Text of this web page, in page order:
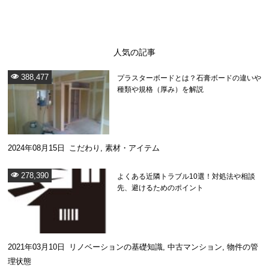
人気の記事
プラスターボードとは？石膏ボードの違いや
種類や規格（厚み）を解説
388,477
2024年08月15日 こだわり , 素材・アイテム
よくある近隣トラブル10選！対処法や相談
先、避けるためのポイント
278,390
2021年03月10日 リノベーションの基礎知識, 中古マンション, 物件の管
理状態